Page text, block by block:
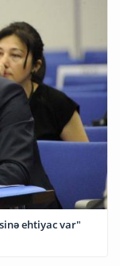
ehtiyac var"